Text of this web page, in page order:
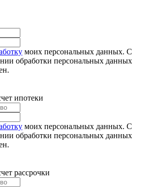
моих персональных данных. С
обработки персональных данных
ипотеки
моих персональных данных. С
обработки персональных данных
рассрочки